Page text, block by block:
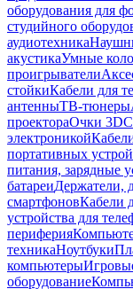
оборудования для
студийного
аудиотехника
акустикаУмные
проигрыватели
стойкиКабели для
антенныТВ-тюнеры
проектораОчки 3D
электроникой
портативных
питания, зарядные
батареиДержатели,
смартфоновКабели
устройства для
периферия
техникаНоутбуки
компьютеры
оборудование